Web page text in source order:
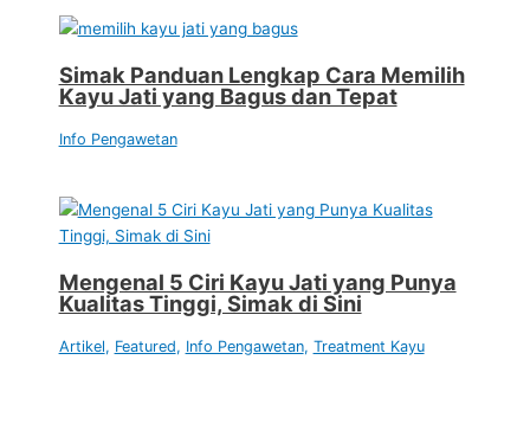
Simak Panduan Lengkap Cara Memilih
Kayu Jati yang Bagus dan Tepat
Info Pengawetan
Mengenal 5 Ciri Kayu Jati yang Punya
Kualitas Tinggi, Simak di Sini
Artikel, Featured, Info Pengawetan, Treatment Kayu